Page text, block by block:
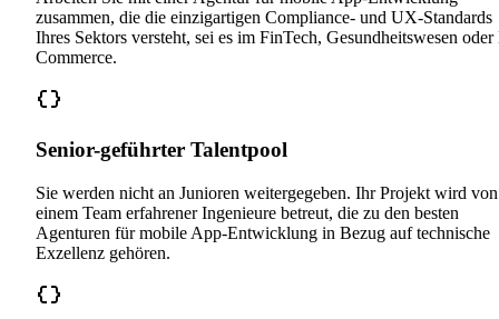
zusammen, die die einzigartigen Compliance- und UX-Standards
Ihres Sektors versteht, sei es im FinTech, Gesundheitswesen oder
Commerce.
Senior-geführter Talentpool
Sie werden nicht an Junioren weitergegeben. Ihr Projekt wird von
einem Team erfahrener Ingenieure betreut, die zu den besten
Agenturen für mobile App-Entwicklung in Bezug auf technische
Exzellenz gehören.